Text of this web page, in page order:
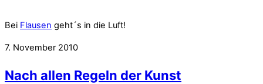
Bei Flausen geht´s in die Luft!
7. November 2010
Nach allen Regeln der Kunst